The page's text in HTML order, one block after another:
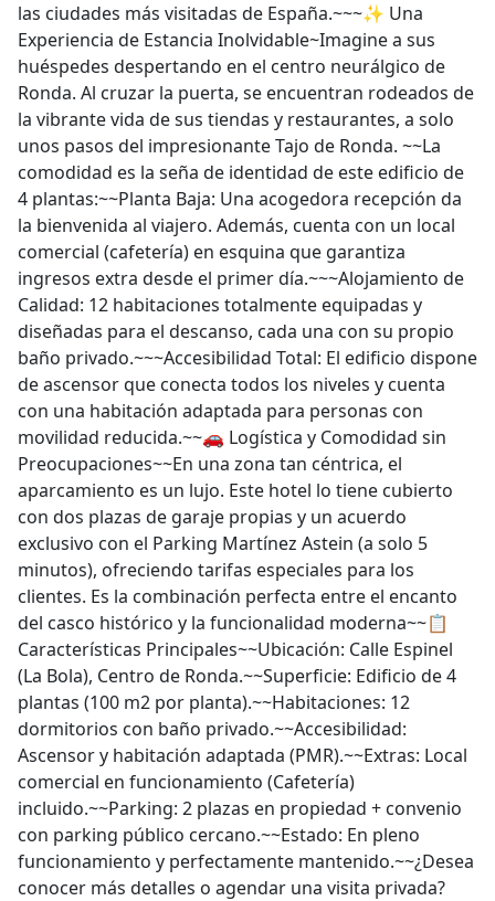
las ciudades más visitadas de España.~~~✨ Una
Experiencia de Estancia Inolvidable~Imagine a sus
huéspedes despertando en el centro neurálgico de
Ronda. Al cruzar la puerta, se encuentran rodeados de
la vibrante vida de sus tiendas y restaurantes, a solo
unos pasos del impresionante Tajo de Ronda. ~~La
comodidad es la seña de identidad de este edificio de
4 plantas:~~Planta Baja: Una acogedora recepción da
la bienvenida al viajero. Además, cuenta con un local
comercial (cafetería) en esquina que garantiza
ingresos extra desde el primer día.~~~Alojamiento de
Calidad: 12 habitaciones totalmente equipadas y
diseñadas para el descanso, cada una con su propio
baño privado.~~~Accesibilidad Total: El edificio dispone
de ascensor que conecta todos los niveles y cuenta
con una habitación adaptada para personas con
movilidad reducida.~~🚗 Logística y Comodidad sin
Preocupaciones~~En una zona tan céntrica, el
aparcamiento es un lujo. Este hotel lo tiene cubierto
con dos plazas de garaje propias y un acuerdo
exclusivo con el Parking Martínez Astein (a solo 5
minutos), ofreciendo tarifas especiales para los
clientes. Es la combinación perfecta entre el encanto
del casco histórico y la funcionalidad moderna~~📋
Características Principales~~Ubicación: Calle Espinel
(La Bola), Centro de Ronda.~~Superficie: Edificio de 4
plantas (100 m2 por planta).~~Habitaciones: 12
dormitorios con baño privado.~~Accesibilidad:
Ascensor y habitación adaptada (PMR).~~Extras: Local
comercial en funcionamiento (Cafetería)
incluido.~~Parking: 2 plazas en propiedad + convenio
con parking público cercano.~~Estado: En pleno
funcionamiento y perfectamente mantenido.~~¿Desea
conocer más detalles o agendar una visita privada?